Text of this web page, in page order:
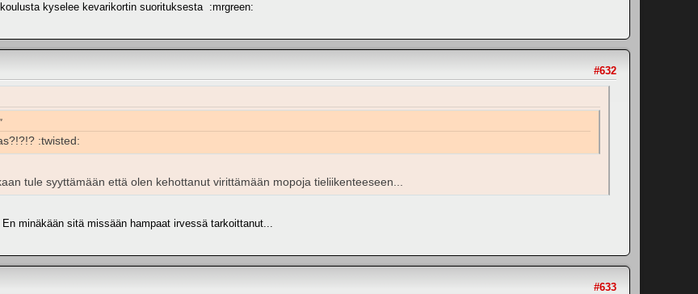
kyselee kevarikortin suorituksesta :mrgreen:
#632
:twisted:
tule syyttämään että olen kehottanut virittämään mopoja tieliikenteeseen...
minäkään sitä missään hampaat irvessä tarkoittanut...
#633